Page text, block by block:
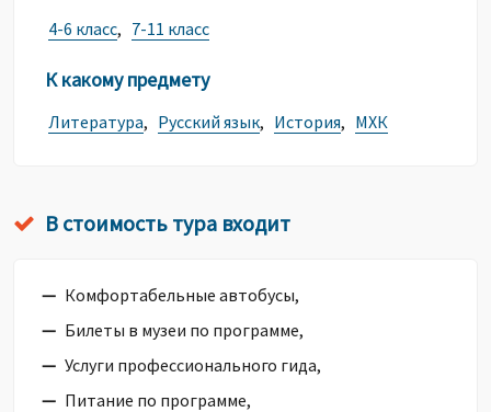
4-6 класс, 7-11 класс
К какому предмету
Литература, Русский язык, История, МХК
В стоимость тура входит
Комфортабельные автобусы,
Билеты в музеи по программе,
Услуги профессионального гида,
Питание по программе,